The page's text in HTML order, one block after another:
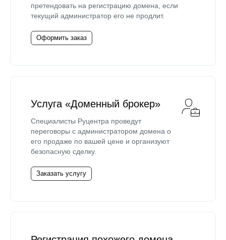
претендовать на регистрацию домена, если
текущий администратор его не продлит.
Оформить заказ
Услуга «Доменный брокер»
Специалисты Руцентра проведут
переговоры с администратором домена о
его продаже по вашей цене и организуют
безопасную сделку.
Заказать услугу